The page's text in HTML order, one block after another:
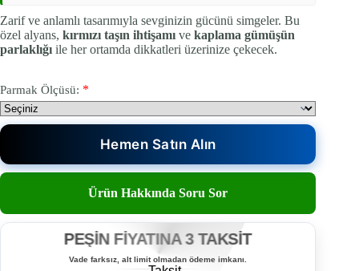
Zarif ve anlamlı tasarımıyla sevginizin gücünü simgeler. Bu
özel alyans, kırmızı taşın ihtişamı ve kaplama gümüşün
parlaklığı ile her ortamda dikkatleri üzerinize çekecek.
Parmak Ölçüsü: *
Hemen Satın Alın
Ürün Hakkında Soru Sor
PEŞİN FİYATINA 3 TAKSİT
Vade farksız, alt limit olmadan ödeme imkanı.